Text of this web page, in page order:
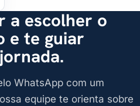
a escolher o
e te guiar
WhatsApp com um
equipe te orienta sobre